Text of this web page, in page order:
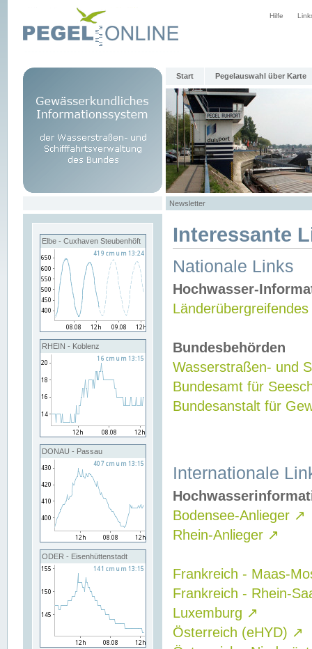
Hilfe
Start Pegelauswahl über Karte
Newsletter
Elbe - Cuxhaven Steubenhöft
RHEIN - Koblenz
DONAU - Passau
ODER - Eisenhüttenstadt
Interessante
Nationale Links
Hochwasser-
Bundesbehörden
Wasserstraßen- und
Bundesamt für
Bundesanstalt für
Internationale
Bodensee-Anlieger ↗
Rhein-Anlieger ↗
Frankreich - Maas-
Frankreich - Rhein-
Luxemburg ↗
Österreich (eHYD) ↗